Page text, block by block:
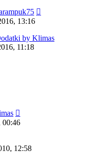
13:16
by Klimas
11:18
00:46
12:58